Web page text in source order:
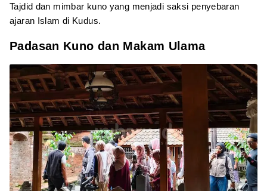
Tajdid dan mimbar kuno yang menjadi saksi penyebaran
ajaran Islam di Kudus.
Padasan Kuno dan Makam Ulama